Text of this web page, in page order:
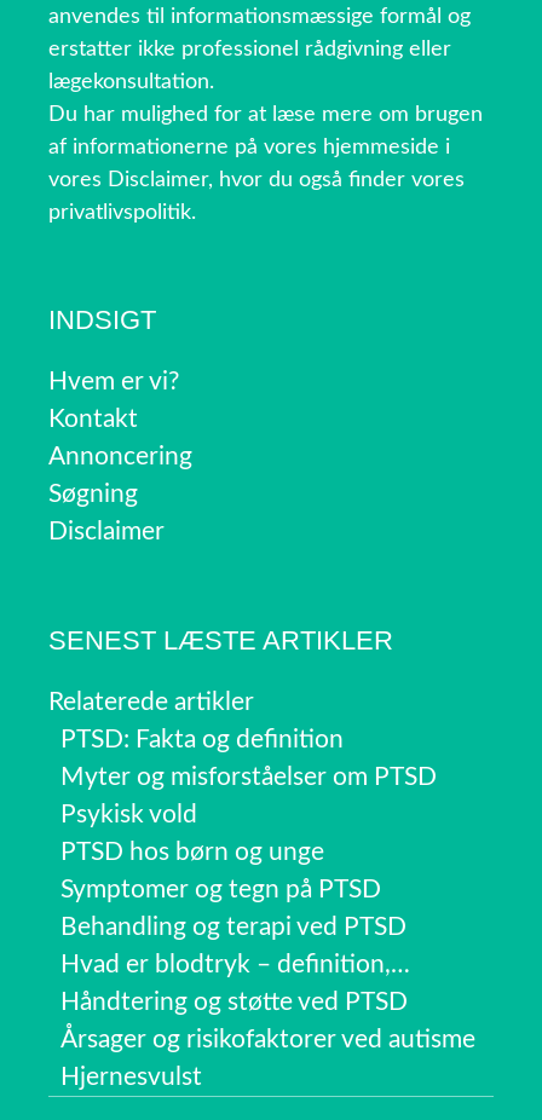
anvendes til informationsmæssige formål og
erstatter ikke professionel rådgivning eller
lægekonsultation.
Du har mulighed for at læse mere om brugen
af informationerne på vores hjemmeside i
vores Disclaimer, hvor du også finder vores
privatlivspolitik.
INDSIGT
Hvem er vi?
Kontakt
Annoncering
Søgning
Disclaimer
SENEST LÆSTE ARTIKLER
Relaterede artikler
PTSD: Fakta og definition
Myter og misforståelser om PTSD
Psykisk vold
PTSD hos børn og unge
Symptomer og tegn på PTSD
Behandling og terapi ved PTSD
Hvad er blodtryk – definition,…
Håndtering og støtte ved PTSD
Årsager og risikofaktorer ved autisme
Hjernesvulst